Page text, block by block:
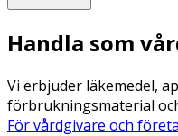
Handla som
Vi erbjuder läkemedel,
förbrukningsmaterial
För vårdgivare och